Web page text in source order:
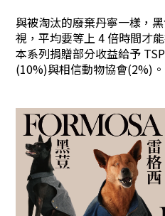
與被淘汰的廢棄丹寧一樣，
視，平均要等上 4 倍時間才
本系列捐贈部分收益給予
(10%)與相信動物協會(2%)。